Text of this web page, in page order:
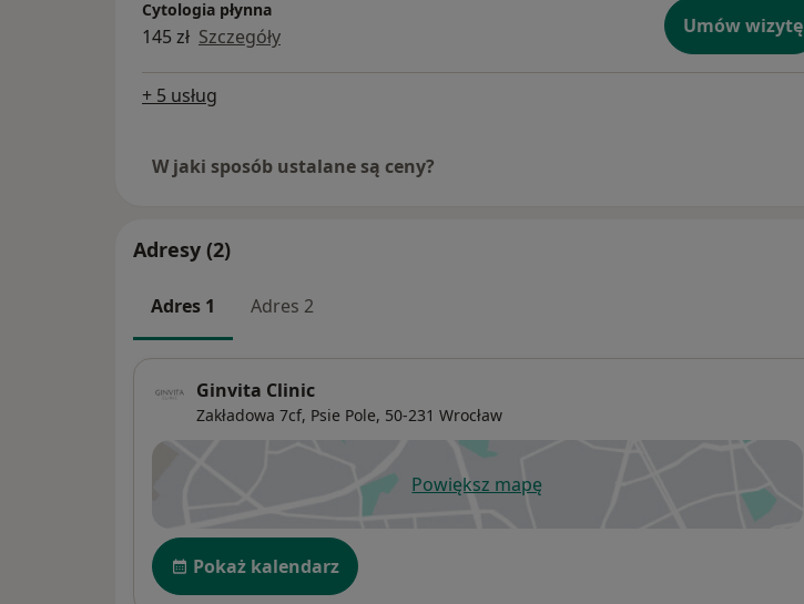
Cytologia płynna
145 zł Szczegóły Umów wizytę
+ 5 usług
W jaki sposób ustalane są ceny?
Adresy (2)
Adres 1 Adres 2
Ginvita Clinic
Zakładowa 7cf, Psie Pole, 50-231 Wrocław
Powiększ mapęotwiera się w nowej karcie
Dostępność
Pokaż kalendarz